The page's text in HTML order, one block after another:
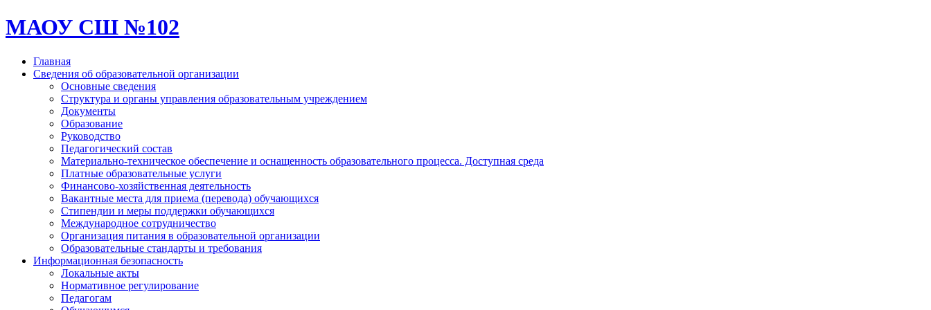
МАОУ СШ №102
Главная
Сведения об образовательной организации
Основные сведения
Структура и органы управления образовательным учреждением
Документы
Образование
Руководство
Педагогический состав
Материально-техническое обеспечение и оснащенность образовательного процесса. Доступная среда
Платные образовательные услуги
Финансово-хозяйственная деятельность
Вакантные места для приема (перевода) обучающихся
Стипендии и меры поддержки обучающихся
Международное сотрудничество
Организация питания в образовательной организации
Образовательные стандарты и требования
Информационная безопасность
Локальные акты
Нормативное регулирование
Педагогам